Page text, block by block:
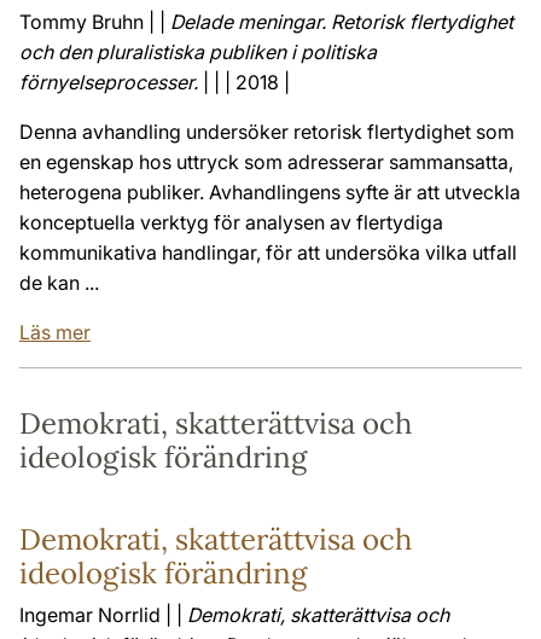
Tommy Bruhn | | Delade meningar. Retorisk flertydighet
och den pluralistiska publiken i politiska
förnyelseprocesser. | | | 2018 |
Denna avhandling undersöker retorisk flertydighet som
en egenskap hos uttryck som adresserar sammansatta,
heterogena publiker. Avhandlingens syfte är att utveckla
konceptuella verktyg för analysen av flertydiga
kommunikativa handlingar, för att undersöka vilka utfall
de kan ...
Läs mer
Demokrati, skatterättvisa och
ideologisk förändring
Demokrati, skatterättvisa och
ideologisk förändring
Ingemar Norrlid | | Demokrati, skatterättvisa och